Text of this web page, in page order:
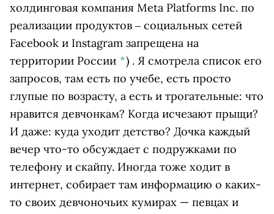
холдинговая компания Meta Platforms Inc. по
реализации продуктов ‒ социальных сетей
Facebook и Instagram запрещена на
территории России *) . Я смотрела список его
запросов, там есть по учебе, есть просто
глупые по возрасту, а есть и трогательные: что
нравится девчонкам? Когда исчезают прыщи?
И даже: куда уходит детство? Дочка каждый
вечер что-то обсуждает с подружками по
телефону и скайпу. Иногда тоже ходит в
интернет, собирает там информацию о каких-
то своих девчоночьих кумирах — певцах и